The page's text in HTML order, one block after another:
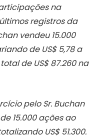
na
registros da
vendeu 15.000
de US$ 5,78 a
de US$ 87.260 na
pelo Sr. Buchan
15.000 ações ao
US$ 51.300.